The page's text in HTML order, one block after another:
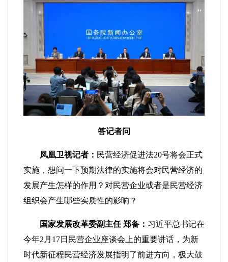
答记者问
凤凰卫视记者： 民营经济促进法20号将会正式
实施，想问一下预期法律的实施将会对民营经济的
发展产生怎样的作用？对民营企业或者是民营经济
组织会产生哪些实质性的影响？
国家发展改革委副主任 郑备： 习近平总书记在
今年2月17日民营企业座谈会上的重要讲话，为新
时代新征程民营经济发展指明了前进方向，极大鼓